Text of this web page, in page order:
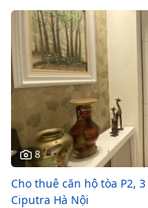
8
Cho thuê căn hộ tòa P2,
Ciputra Hà Nội